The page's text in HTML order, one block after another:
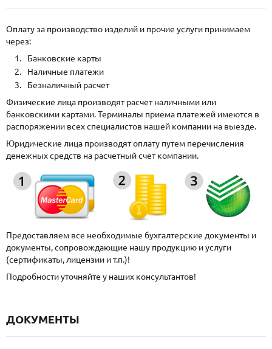
Оплату за производство изделий и прочие услуги принимаем
через:
Банковские карты
Наличные платежи
Безналичный расчет
Физические лица производят расчет наличными или
банковскими картами. Терминалы приема платежей имеются в
распоряжении всех специалистов нашей компании на выезде.
Юридические лица производят оплату путем перечисления
денежных средств на расчетный счет компании.
Предоставляем все необходимые бухгалтерские документы и
документы, сопровождающие нашу продукцию и услуги
(сертификаты, лицензии и т.п.)!
Подробности уточняйте у наших консультантов!
ДОКУМЕНТЫ